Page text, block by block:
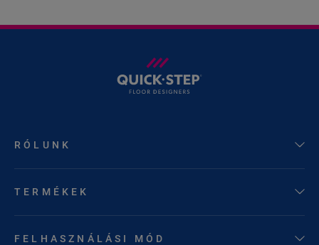
RÓLUNK
TERMÉKEK
FELHASZNÁLÁSI MÓD